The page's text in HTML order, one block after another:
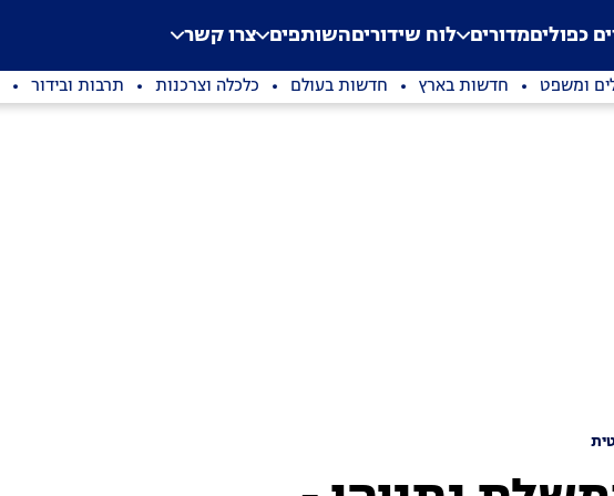
Application error: a
. כפוליםמדורים לוח שידוריםהשותפים צרו קשר
ומשפט חדשות בארץ חדשות בעולם כלכלה וצרכנות תרבות ובידור